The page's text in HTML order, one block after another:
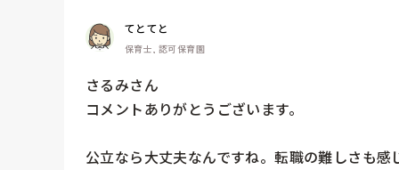
てとてと
保育士, 認可保育園
さるみさん
コメントありがとうございます。
公立なら大丈夫なんですね。転職の難しさも感